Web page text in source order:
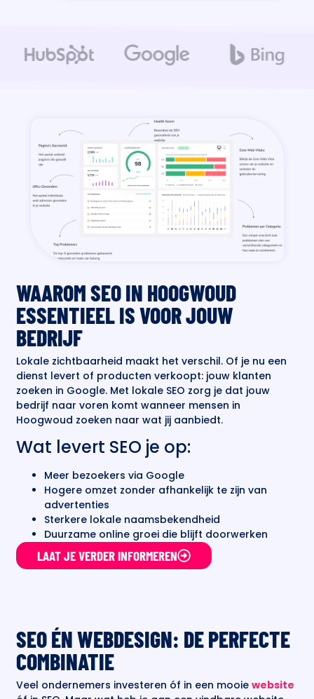
WAAROM SEO IN HOOGWOUD
ESSENTIEEL IS VOOR JOUW
BEDRIJF
Lokale zichtbaarheid maakt het verschil. Of je nu een
dienst levert of producten verkoopt: jouw klanten
zoeken in Google. Met lokale SEO zorg je dat jouw
bedrijf naar voren komt wanneer mensen in
Hoogwoud zoeken naar wat jij aanbiedt.
Wat levert SEO je op:
Meer bezoekers via Google
Hogere omzet zonder afhankelijk te zijn van
advertenties
Sterkere lokale naamsbekendheid
Duurzame online groei die blijft doorwerken
LAAT JE VERDER INFORMEREN
SEO ÉN WEBDESIGN: DE PERFECTE
COMBINATIE
Veel ondernemers investeren óf in een mooiewebsite